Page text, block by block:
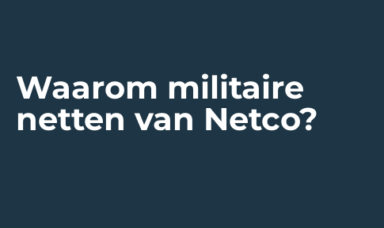
Waarom militaire
netten van Netco?